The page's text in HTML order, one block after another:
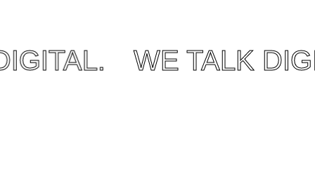
WE TALK